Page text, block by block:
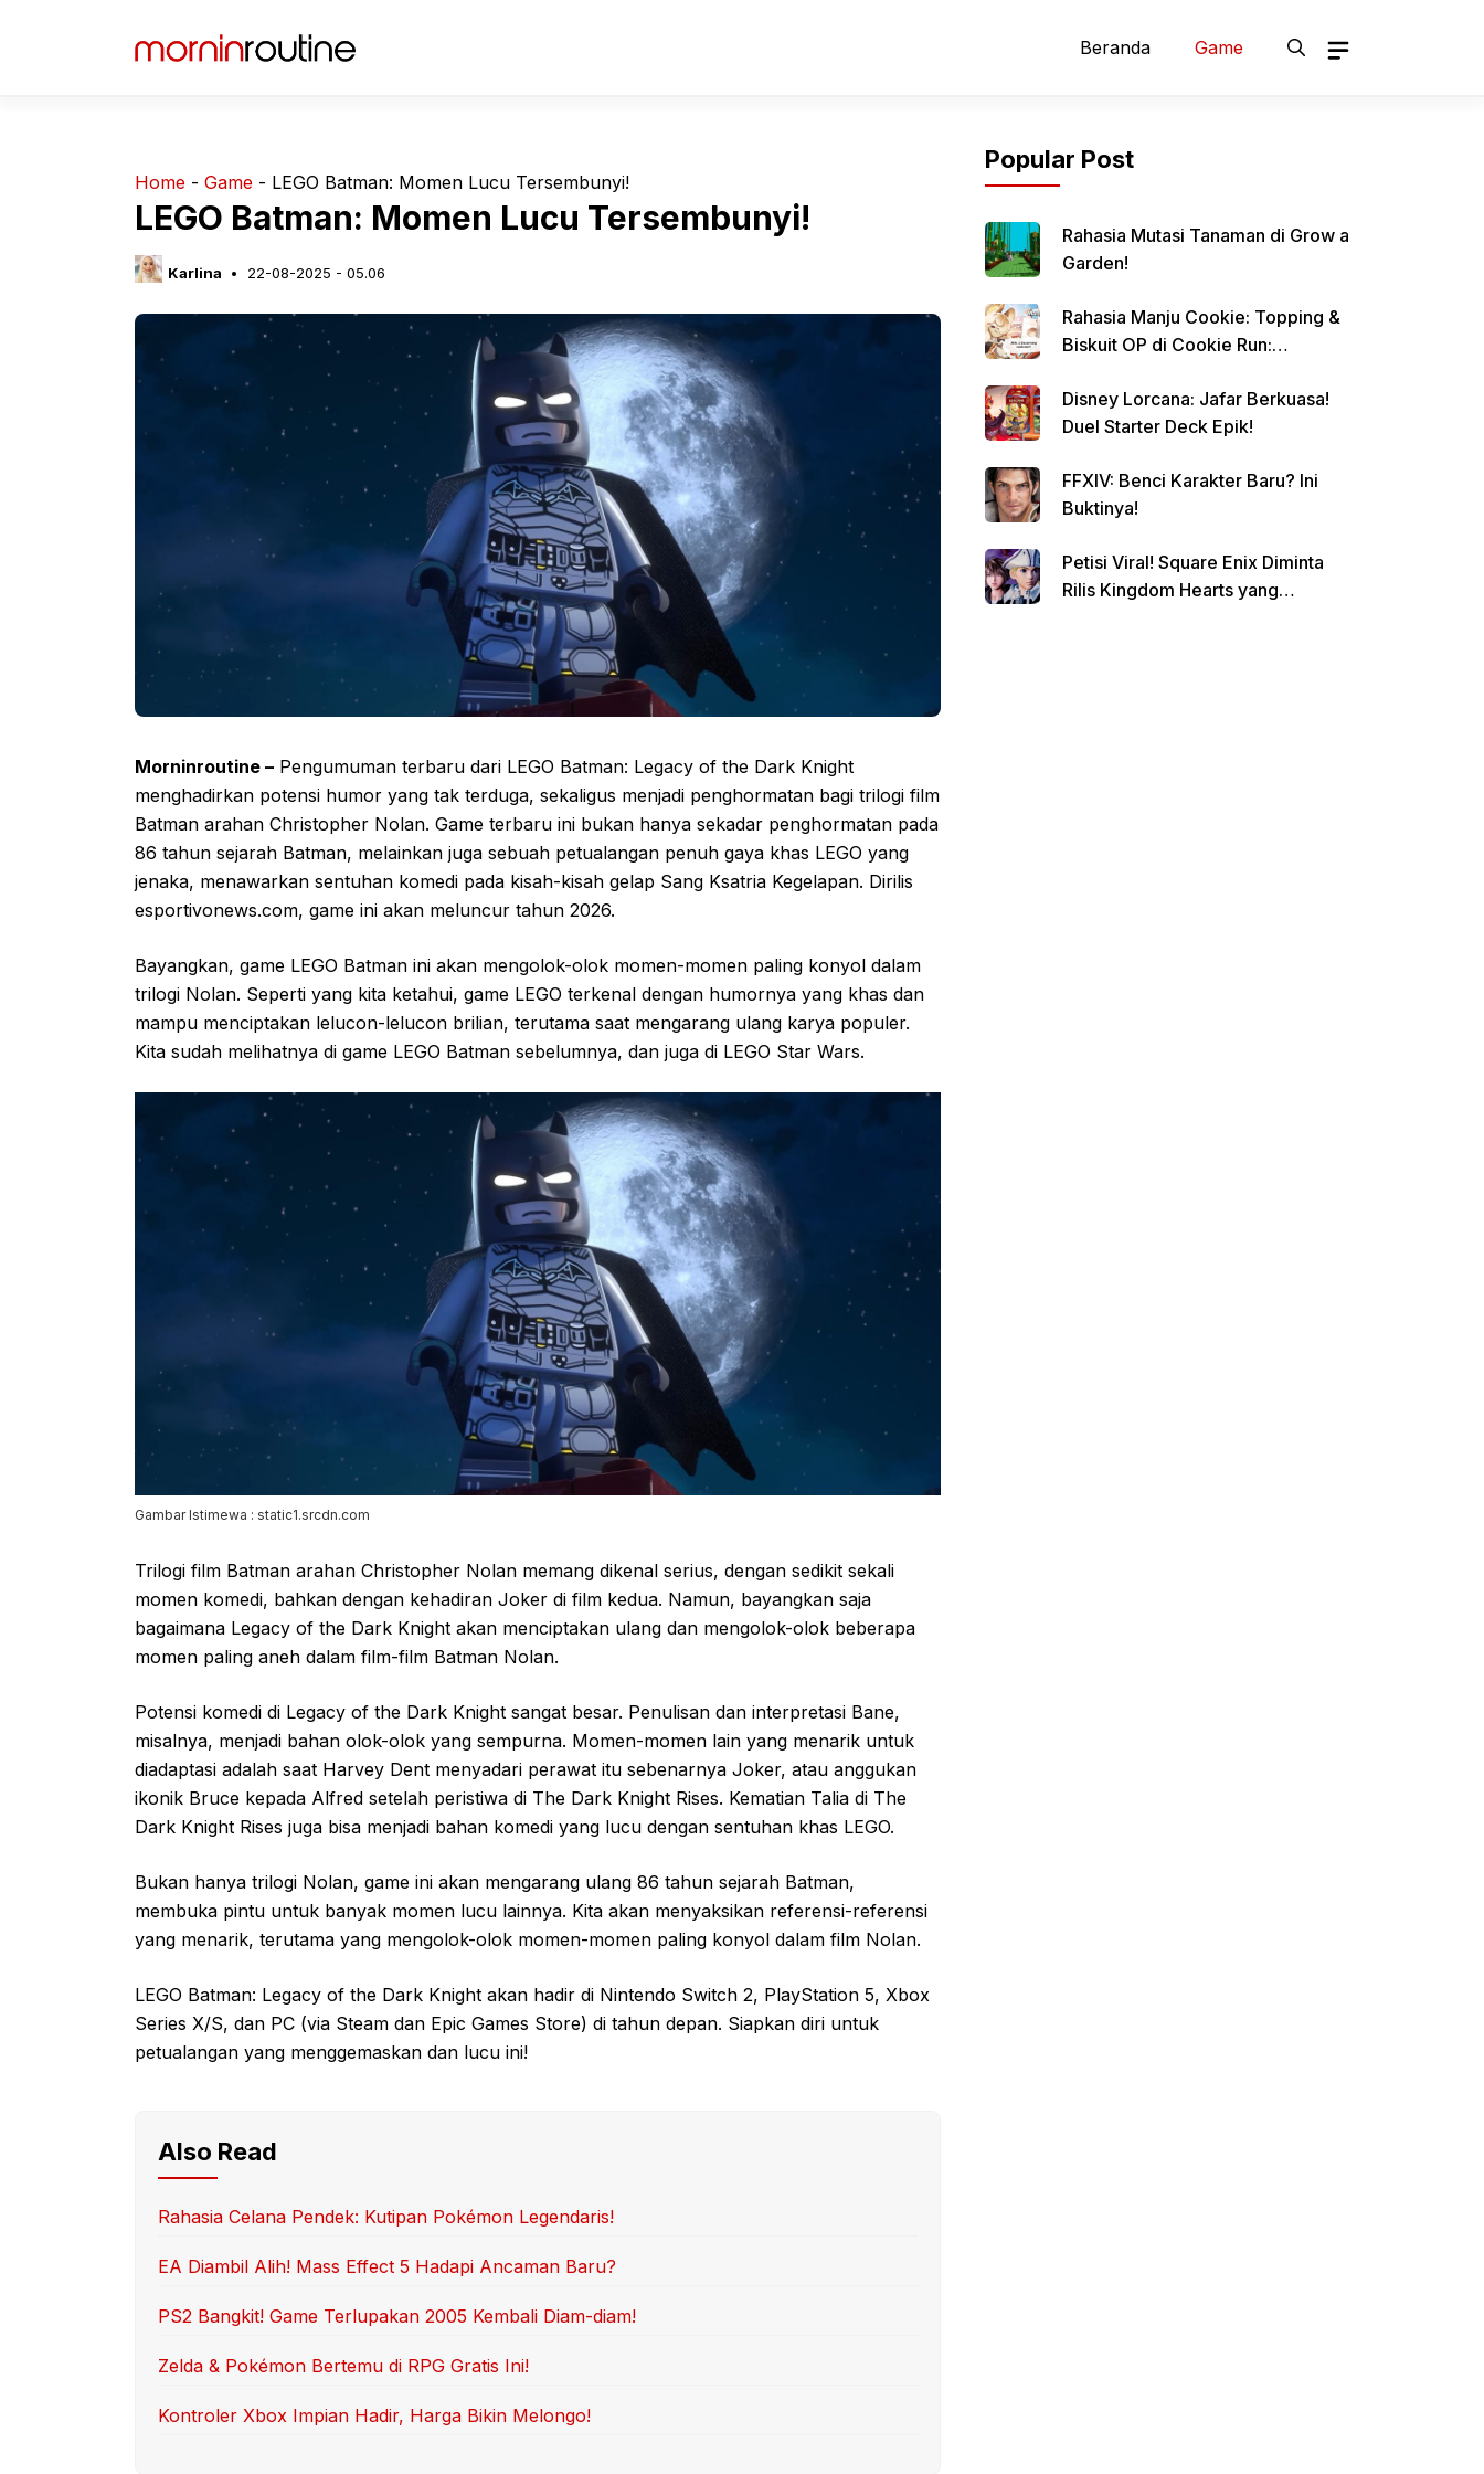
Beranda Game
Home - Game - LEGO Batman: Momen Lucu Tersembunyi!
LEGO Batman: Momen Lucu Tersembunyi!
Karlina 22-08-2025 - 05.06
Morninroutine – Pengumuman terbaru dari LEGO Batman: Legacy of the Dark Knight
menghadirkan potensi humor yang tak terduga, sekaligus menjadi penghormatan bagi trilogi film
Batman arahan Christopher Nolan. Game terbaru ini bukan hanya sekadar penghormatan pada
86 tahun sejarah Batman, melainkan juga sebuah petualangan penuh gaya khas LEGO yang
jenaka, menawarkan sentuhan komedi pada kisah-kisah gelap Sang Ksatria Kegelapan. Dirilis
esportivonews.com, game ini akan meluncur tahun 2026.
Bayangkan, game LEGO Batman ini akan mengolok-olok momen-momen paling konyol dalam
trilogi Nolan. Seperti yang kita ketahui, game LEGO terkenal dengan humornya yang khas dan
mampu menciptakan lelucon-lelucon brilian, terutama saat mengarang ulang karya populer.
Kita sudah melihatnya di game LEGO Batman sebelumnya, dan juga di LEGO Star Wars.
Gambar Istimewa : static1.srcdn.com
Trilogi film Batman arahan Christopher Nolan memang dikenal serius, dengan sedikit sekali
momen komedi, bahkan dengan kehadiran Joker di film kedua. Namun, bayangkan saja
bagaimana Legacy of the Dark Knight akan menciptakan ulang dan mengolok-olok beberapa
momen paling aneh dalam film-film Batman Nolan.
Potensi komedi di Legacy of the Dark Knight sangat besar. Penulisan dan interpretasi Bane,
misalnya, menjadi bahan olok-olok yang sempurna. Momen-momen lain yang menarik untuk
diadaptasi adalah saat Harvey Dent menyadari perawat itu sebenarnya Joker, atau anggukan
ikonik Bruce kepada Alfred setelah peristiwa di The Dark Knight Rises. Kematian Talia di The
Dark Knight Rises juga bisa menjadi bahan komedi yang lucu dengan sentuhan khas LEGO.
Bukan hanya trilogi Nolan, game ini akan mengarang ulang 86 tahun sejarah Batman,
membuka pintu untuk banyak momen lucu lainnya. Kita akan menyaksikan referensi-referensi
yang menarik, terutama yang mengolok-olok momen-momen paling konyol dalam film Nolan.
LEGO Batman: Legacy of the Dark Knight akan hadir di Nintendo Switch 2, PlayStation 5, Xbox
Series X/S, dan PC (via Steam dan Epic Games Store) di tahun depan. Siapkan diri untuk
petualangan yang menggemaskan dan lucu ini!
Also Read
Rahasia Celana Pendek: Kutipan Pokémon Legendaris!
EA Diambil Alih! Mass Effect 5 Hadapi Ancaman Baru?
PS2 Bangkit! Game Terlupakan 2005 Kembali Diam-diam!
Zelda & Pokémon Bertemu di RPG Gratis Ini!
Kontroler Xbox Impian Hadir, Harga Bikin Melongo!
Popular Post
Rahasia Mutasi Tanaman di Grow a
Garden!
Rahasia Manju Cookie: Topping &
Biskuit OP di Cookie Run:
Disney Lorcana: Jafar Berkuasa!
Duel Starter Deck Epik!
FFXIV: Benci Karakter Baru? Ini
Buktinya!
Petisi Viral! Square Enix Diminta
Rilis Kingdom Hearts yang